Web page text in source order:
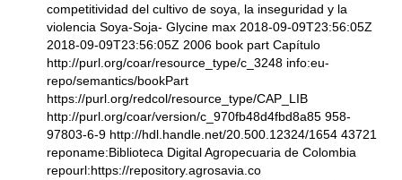
competitividad del cultivo de soya, la inseguridad y la
violencia Soya-Soja- Glycine max 2018-09-09T23:56:05Z
2018-09-09T23:56:05Z 2006 book part Capítulo
http://purl.org/coar/resource_type/c_3248 info:eu-
repo/semantics/bookPart
https://purl.org/redcol/resource_type/CAP_LIB
http://purl.org/coar/version/c_970fb48d4fbd8a85 958-
97803-6-9 http://hdl.handle.net/20.500.12324/1654 43721
reponame:Biblioteca Digital Agropecuaria de Colombia
repourl:https://repository.agrosavia.co